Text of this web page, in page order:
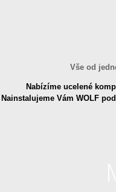
Vše od
Nabízíme ucelené
Nainstalujeme Vám WOLF